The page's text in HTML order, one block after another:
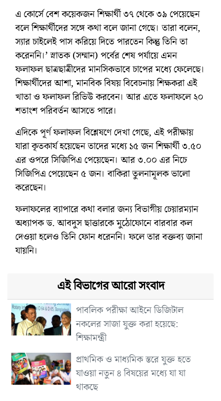
এ কোর্সে বেশ কয়েকজন শিক্ষার্থী ৩৭ থেকে ৩৯ পেয়েছেন
বলে শিক্ষার্থীদের সঙ্গে কথা বলে জানা গেছে। তারা বলেন,
স্যার চাইলেই পাস করিয়ে দিতে পারতেন কিন্তু তিনি তা
করেননি।’ স্নাতক (সম্মান) পর্বের শেষ পর্যায়ে এমন
ফলাফল ছাত্রছাত্রীদের মানসিকভাবে চাপের মধ্যে ফেলেছে।
শিক্ষার্থীদের আশা, মানবিক বিষয় বিবেচনায় শিক্ষকরা এই
খাতা ও ফলাফল রিভিউ করবেন। আর এতে ফলাফলে ২০
শতাংশ পরিবর্তন আসতে পারে।
এদিকে পূর্ণ ফলাফল বিশ্লেষণে দেখা গেছে, এই পরীক্ষায়
যারা কৃতকার্য হয়েছেন তাদের মধ্যে ১৫ জন শিক্ষার্থী ৩.৫০
এর ওপরে সিজিপিএ পেয়েছেন। আর ৩.০০ এর নিচে
সিজিপিএ পেয়েছেন ৫ জন। বাকিরা তুলনামূলক ভালো
করেছেন।
ফলাফলের ব্যাপারে কথা বলার জন্য বিভাগীয় চেয়ারম্যান
অধ্যাপক ড. আবদুস ছাত্তারকে মুঠোফোনে বারবার কল
দেওয়া হলেও তিনি ফোন ধরেননি। ফলে তার বক্তব্য জানা
যায়নি।
এই বিভাগের আরো সংবাদ
পাবলিক পরীক্ষা আইনে ডিজিটাল
নকলের সাজা যুক্ত করা হয়েছে:
শিক্ষামন্ত্রী
প্রাথমিক ও মাধ্যমিক স্তরে যুক্ত হতে
যাওয়া নতুন ৪ বিষয়ের মধ্যে যা যা
থাকছে